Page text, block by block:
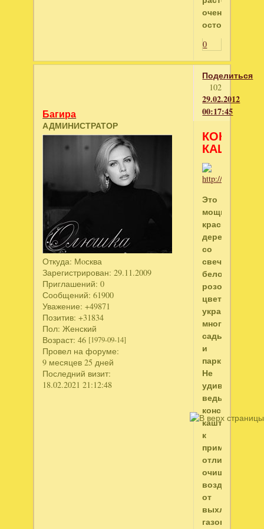
очень
осторожно.
0
Поделиться
102
29.02.2012
00:17:45
Багира
АДМИНИСТРАТОР
Откуда: Мoсква
Зарегистрирован: 29.11.2009
Приглашений: 0
Сообщений: 61900
Уважение: +49871
Позитив: +31834
Пол: Женский
Возраст: 46 [1979-09-14]
Провел на форуме:
9 месяцев 25 дней
Последний визит:
18.02.2021 21:12:48
КОНСКИЙ
КАШТАН
Это
мощное
красивое
дерево
со
свечками
бело-
розовых
цветов
украшает
многие
сады
и
парки.
Не
удивительно,
ведь
конский
каштан,
к
примеру,
отлично
очищает
воздух
от
выхлопных
газов.